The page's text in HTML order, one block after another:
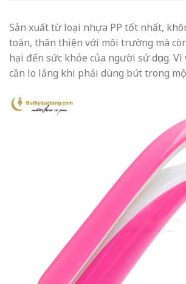
Sản xuất từ loại nhựa PP tốt nhất,
toàn, thân thiện với môi trường mà
hại đến sức khỏe của người sử dụng.
cần lo lắng khi phải dùng bút trong